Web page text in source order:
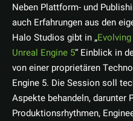
Neben Plattform- und
auch Erfahrungen aus den
Halo Studios gibt in „
Unreal Engine 5“ Einblick in
von einer proprietären
Engine 5. Die Session soll
Aspekte behandeln, darunter
Produktionsrhythmen,